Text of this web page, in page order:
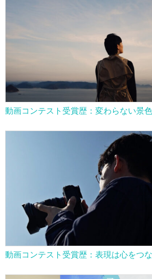
動画コンテスト受賞歴：変わらない景
動画コンテスト受賞歴：表現は心をつ